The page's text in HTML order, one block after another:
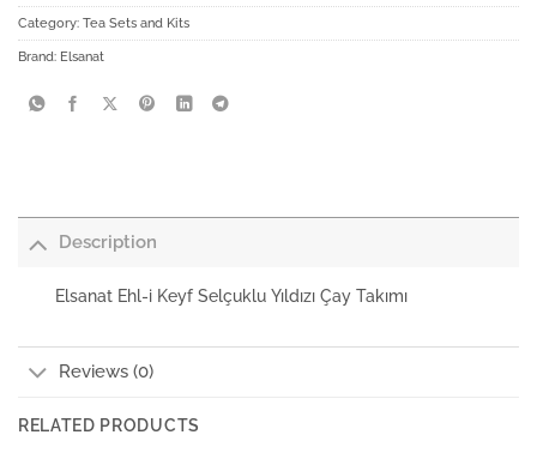
Category: Tea Sets and Kits
Brand: Elsanat
Description
Elsanat Ehl-i Keyf Selçuklu Yıldızı Çay Takımı
Reviews (0)
RELATED PRODUCTS